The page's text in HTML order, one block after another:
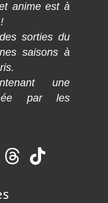
anime est à
sorties du
saisons à
une
par les